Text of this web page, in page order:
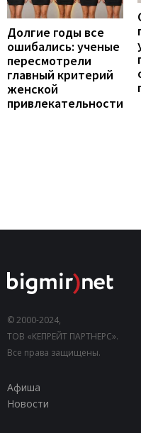
Долгие годы все
ошибались: ученые
пересмотрели
главный критерий
женской
привлекательности
© 2000-2024,
ТОВ «КЕПРЕЙТ ПАРТНЕРС».
Все права защищены.
Афиша
Новости